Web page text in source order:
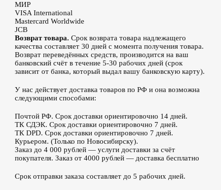
МИР
VISA International
Mastercard Worldwide
JCB
Возврат товара. Срок возврата товара надлежащего
качества составляет 30 дней с момента получения товара.
Возврат переведённых средств, производится на ваш
банковский счёт в течение 5-30 рабочих дней (срок
зависит от банка, который выдал вашу банковскую карту).
У нас действует доставка товаров по РФ и она возможна
следующими способами:
Почтой РФ. Срок доставки ориентировочно 14 дней.
ТК СДЭК. Срок доставки ориентировочно 7 дней.
ТК DPD. Срок доставки ориентировочно 7 дней.
Курьером. (Только по Новосибирску).
Заказ до 4 000 рублей — услуги доставки за счёт
покупателя. Заказ от 4000 рублей — доставка бесплатно
Срок отправки заказа составляет до 5 рабочих дней.